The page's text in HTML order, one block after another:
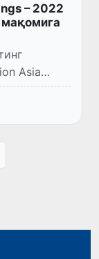
– 2022
мақомига
Asia